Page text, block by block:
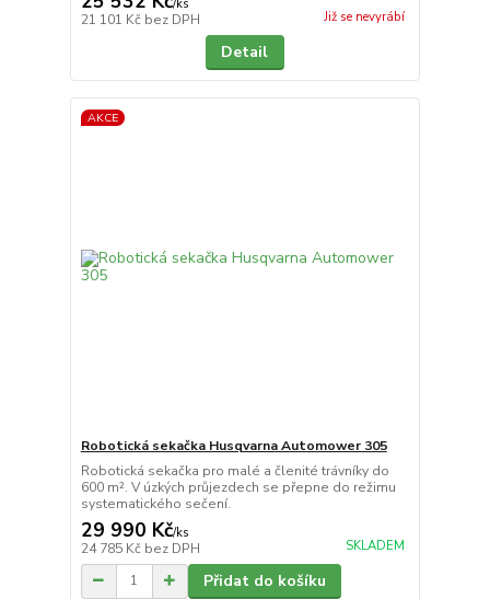
/ks
21 101 Kč bez DPH Již se nevyrábí
Detail
AKCE
Robotická sekačka Husqvarna Automower 305
Robotická sekačka pro malé a členité trávníky do
600 m². V úzkých průjezdech se přepne do režimu
systematického sečení.
29 990 Kč/ks
24 785 Kč bez DPH SKLADEM
Přidat do košíku